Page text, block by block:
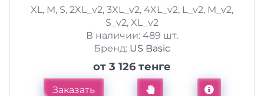
XL, M, S, 2XL_v2, 3XL_v2, 4XL_v2, L_v2, M_v2,
S_v2, XL_v2
В наличии: 489 шт.
Бренд: US Basic
от 3 126 тенге
Заказать